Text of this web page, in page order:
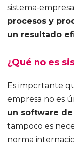
sistema-
procesos y
un resultado
¿Qué no es
Es importante
empresa no es
un software
tampoco es
norma